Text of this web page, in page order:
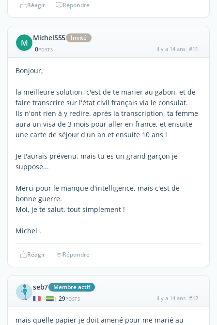
Réagir Répondre
M Michel555
Invité
0POSTS il y a 14 ans #11
Bonjour,
la meilleure solution, c'est de te marier au gabon, et de
faire transcrire sur l'état civil français via le consulat.
Ils n'ont rien à y redire. après la transcription, ta femme
aura un visa de 3 mois pour aller en france, et ensuite
une carte de séjour d'un an et ensuite 10 ans !
Je t'aurais prévenu, mais tu es un grand garçon je
suppose...
Merci pour le manque d'intelligence, mais c'est de
bonne guerre.
Moi, je te salut, tout simplement !
Michel .
Réagir Répondre
seb7 Membre actif
| 29POSTS il y a 14 ans #12
mais quelle papier je doit amené pour me marié au